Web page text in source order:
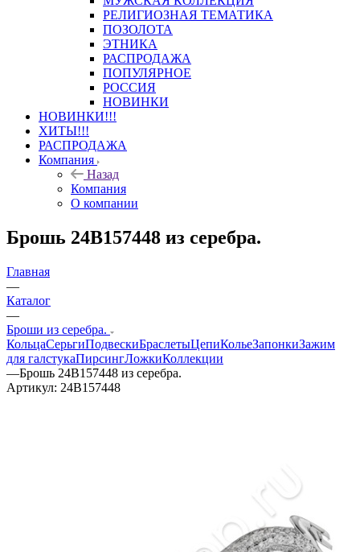
РЕЛИГИОЗНАЯ ТЕМАТИКА
ПОЗОЛОТА
ЭТНИКА
РАСПРОДАЖА
ПОПУЛЯРНОЕ
РОССИЯ
НОВИНКИ
НОВИНКИ!!!
ХИТЫ!!!
РАСПРОДАЖА
Компания
Назад
Компания
О компании
Брошь 24В157448 из серебра.
Главная
—
Каталог
—
Броши из серебра.
КольцаСерьгиПодвескиБраслетыЦепиКольеЗапонкиЗажим
для галстукаПирсингЛожкиКоллекции
—Брошь 24В157448 из серебра.
Артикул: 24В157448